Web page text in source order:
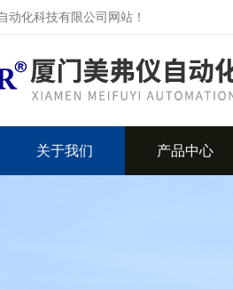
动化科技有限公司网站！
关于我们 产品中心